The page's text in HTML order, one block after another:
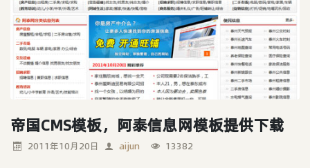
帝国CMS模板，阿泰信息网模板提供下载
2011年10月20日 aijun 13382